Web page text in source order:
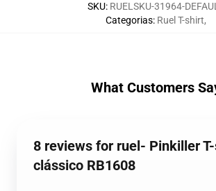
SKU: RUELSKU-31964-
Categorias: Ruel T-shirt,
What Customers
8 reviews for ruel- Pinkiller
clássico RB1608